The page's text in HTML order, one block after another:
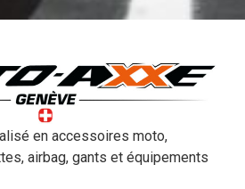
en accessoires moto,
airbag, gants et équipements